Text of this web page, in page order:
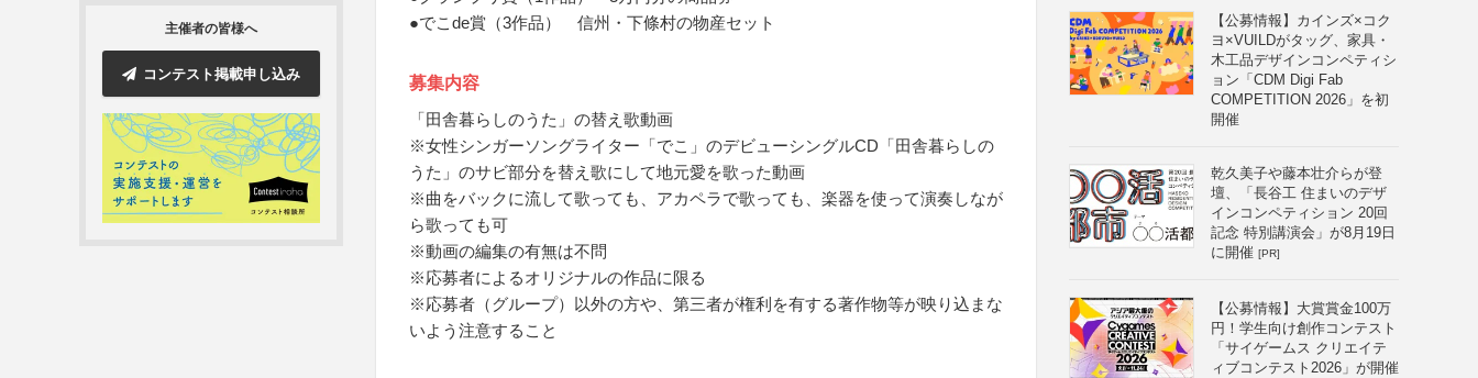
主催者の皆様へ
コンテスト掲載申し込み
●でこde賞（3作品） 信州・下條村の物産セット
募集内容
「田舎暮らしのうた」の替え歌動画
※女性シンガーソングライター「でこ」のデビューシングルCD「田舎暮らしの
うた」のサビ部分を替え歌にして地元愛を歌った動画
※曲をバックに流して歌っても、アカペラで歌っても、楽器を使って演奏しなが
ら歌っても可
※動画の編集の有無は不問
※応募者によるオリジナルの作品に限る
※応募者（グループ）以外の方や、第三者が権利を有する著作物等が映り込まな
いよう注意すること
【公募情報】カインズ×コク
ヨ×VUILDがタッグ、家具・
木工品デザインコンペティシ
ョン「CDM Digi Fab
COMPETITION 2026」を初
開催
乾久美子や藤本壮介らが登
壇、「長谷工 住まいのデザ
インコンペティション 20回
記念 特別講演会」が8月19日
に開催 [PR]
【公募情報】大賞賞金100万
円！学生向け創作コンテスト
「サイゲームス クリエイテ
ィブコンテスト2026」が開催